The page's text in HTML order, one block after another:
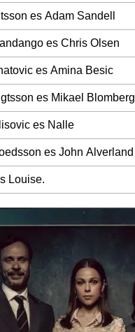
es Adam Sandell
es Chris Olsen
es Amina Besic
es Mikael Blomberg
es Nalle
es John Alverland
Louise.